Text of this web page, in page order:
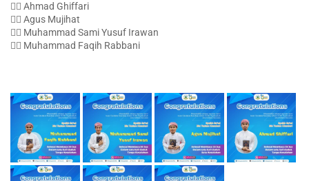
👳‍♀️ Ahmad Ghiffari
👳‍♀️ Agus Mujihat
👳‍♀️ Muhammad Sami Yusuf Irawan
👳‍♀️ Muhammad Faqih Rabbani